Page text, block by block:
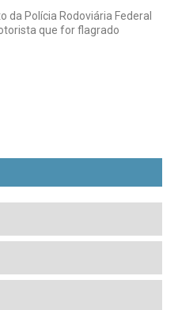
da Polícia Rodoviária Federal
que for flagrado